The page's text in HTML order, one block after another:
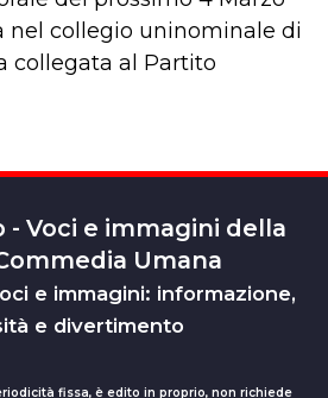
nel collegio uninominale di
collegata al Partito
- Voci e immagini della
Umana
e immagini: informazione,
e divertimento
fissa, è edito in proprio, non richiede